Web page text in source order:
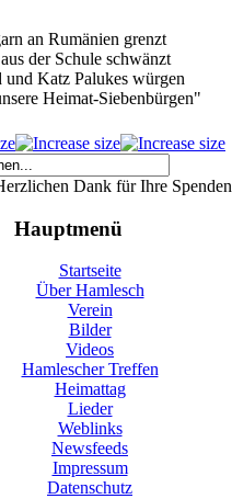
an Rumänien grenzt
der Schule schwänzt
und Katz Palukes würgen
Heimat-Siebenbürgen"
Dank für Ihre
Hauptmenü
Startseite
Über Hamlesch
Verein
Bilder
Videos
Hamlescher Treffen
Heimattag
Lieder
Weblinks
Newsfeeds
Impressum
Datenschutz